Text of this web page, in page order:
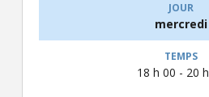
mercredi
18 h 00 - 20